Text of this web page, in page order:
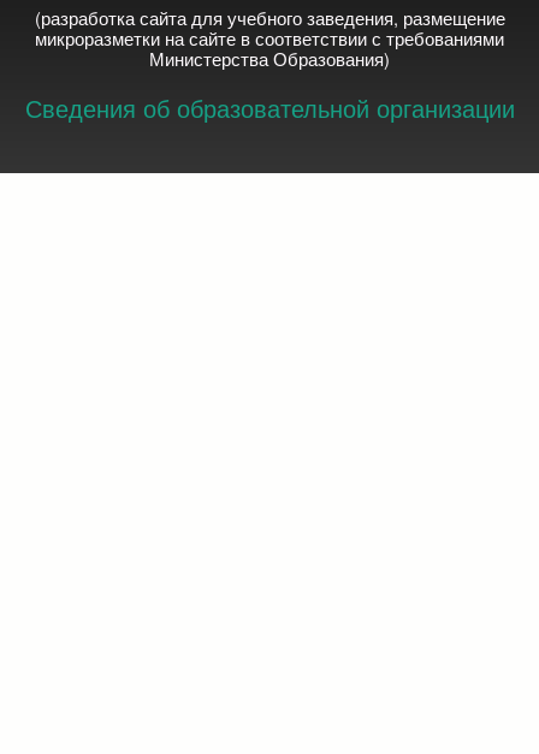
(разработка сайта для учебного заведения, размещение
микроразметки на сайте в соответствии с требованиями
Министерства Образования)
Сведения об образовательной организации